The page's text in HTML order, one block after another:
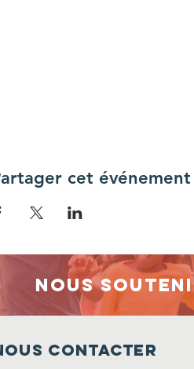
cet événement
Nous
contacter